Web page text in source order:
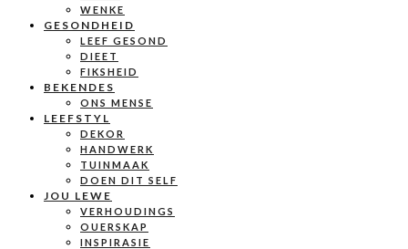
WENKE
GESONDHEID
LEEF GESOND
DIEET
FIKSHEID
BEKENDES
ONS MENSE
LEEFSTYL
DEKOR
HANDWERK
TUINMAAK
DOEN DIT SELF
JOU LEWE
VERHOUDINGS
OUERSKAP
INSPIRASIE